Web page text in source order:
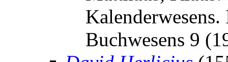
Buchwesens 9